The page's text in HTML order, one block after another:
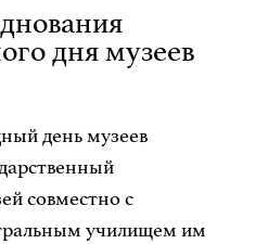
дня музеев
день музеев
совместно с
училищем им